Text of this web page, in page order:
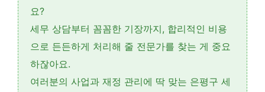
요?
세무 상담부터 꼼꼼한 기장까지, 합리적인 비용
으로 든든하게 처리해 줄 전문가를 찾는 게 중요
하잖아요.
여러분의 사업과 재정 관리에 딱 맞는 은평구 세